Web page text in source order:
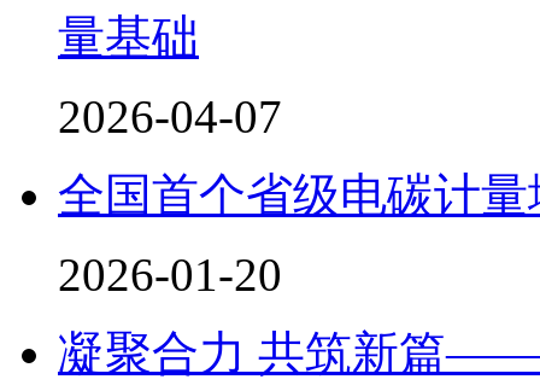
量基础
2026-04-07
全国首个省级电碳计
2026-01-20
凝聚合力 共筑新篇——